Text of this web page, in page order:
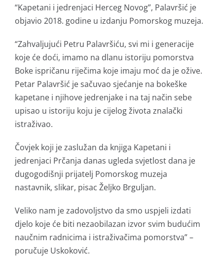
“Kapetani i jedrenjaci Herceg Novog”, Palavršić je
objavio 2018. godine u izdanju Pomorskog muzeja.
“Zahvaljujući Petru Palavršiću, svi mi i generacije
koje će doći, imamo na dlanu istoriju pomorstva
Boke ispričanu riječima koje imaju moć da je ožive.
Petar Palavršić je sačuvao sjećanje na bokeške
kapetane i njihove jedrenjake i na taj način sebe
upisao u istoriju koju je cijelog života znalački
istraživao.
Čovjek koji je zaslužan da knjiga Kapetani i
jedrenjaci Prčanja danas ugleda svjetlost dana je
dugogodišnji prijatelj Pomorskog muzeja
nastavnik, slikar, pisac Željko Brguljan.
Veliko nam je zadovoljstvo da smo uspjeli izdati
djelo koje će biti nezaobilazan izvor svim budućim
naučnim radnicima i istraživačima pomorstva” –
poručuje Uskoković.